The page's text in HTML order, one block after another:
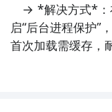
→ *解决方式*：
启“后台进程保护”
首次加载需缓存，